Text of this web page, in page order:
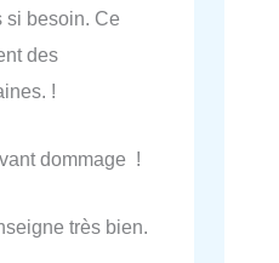
si besoin. Ce
des
!
dommage !
très bien.